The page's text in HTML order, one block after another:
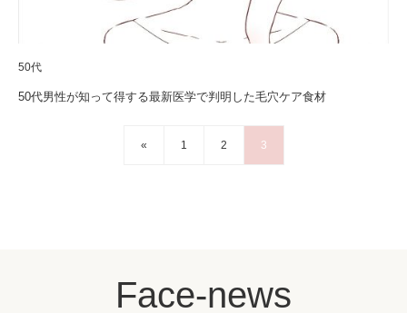
50代
50代男性が知って得する最新医学で判明した毛穴ケア食材
« 1 2 3
Face-news